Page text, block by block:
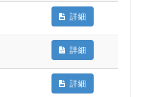
詳細
詳細
詳細